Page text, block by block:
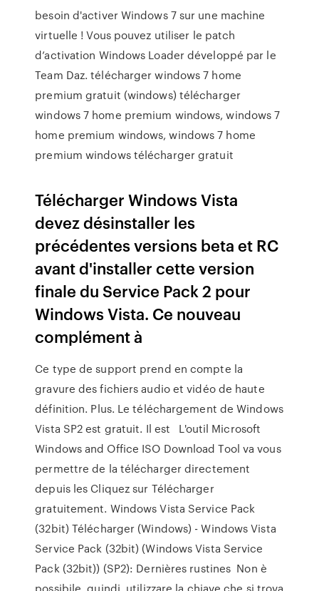
besoin d'activer Windows 7 sur une machine
virtuelle ! Vous pouvez utiliser le patch
d’activation Windows Loader développé par le
Team Daz. télécharger windows 7 home
premium gratuit (windows) télécharger
windows 7 home premium windows, windows 7
home premium windows, windows 7 home
premium windows télécharger gratuit
Télécharger Windows Vista
devez désinstaller les
précédentes versions beta et RC
avant d'installer cette version
finale du Service Pack 2 pour
Windows Vista. Ce nouveau
complément à
Ce type de support prend en compte la
gravure des fichiers audio et vidéo de haute
définition. Plus. Le téléchargement de Windows
Vista SP2 est gratuit. Il est L'outil Microsoft
Windows and Office ISO Download Tool va vous
permettre de la télécharger directement
depuis les Cliquez sur Télécharger
gratuitement. Windows Vista Service Pack
(32bit) Télécharger (Windows) - Windows Vista
Service Pack (32bit) (Windows Vista Service
Pack (32bit)) (SP2): Dernières rustines Non è
possibile, quindi, utilizzare la chiave che si trova